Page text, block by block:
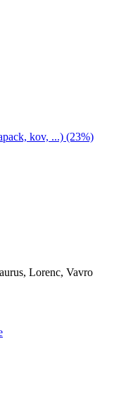
kov, ...) (23%)
Lorenc, Vavro